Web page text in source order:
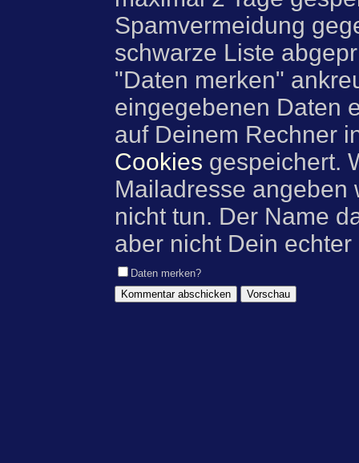
Spamvermeidung
schwarze Liste
"Daten merken"
eingegebenen Daten
auf Deinem Rechner
Cookies gespeichert.
Mailadresse angeben
nicht tun. Der Name
aber nicht Dein
Daten merken?